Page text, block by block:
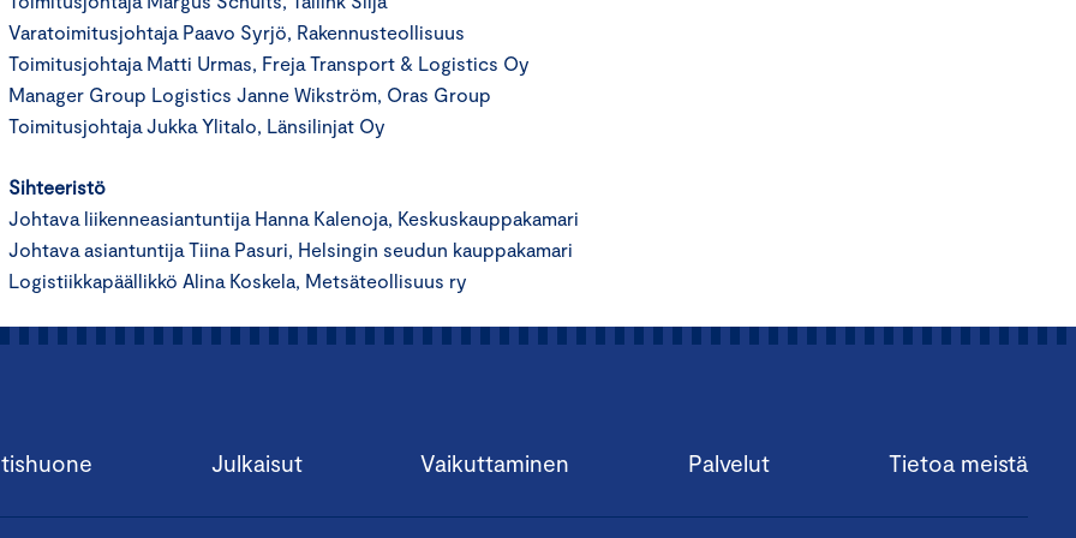
Varatoimitusjohtaja Paavo Syrjö, Rakennusteollisuus
Toimitusjohtaja Matti Urmas, Freja Transport & Logistics Oy
Manager Group Logistics Janne Wikström, Oras Group
Toimitusjohtaja Jukka Ylitalo, Länsilinjat Oy
Sihteeristö
Johtava liikenneasiantuntija Hanna Kalenoja, Keskuskauppakamari
Johtava asiantuntija Tiina Pasuri, Helsingin seudun kauppakamari
Logistiikkapäällikkö Alina Koskela, Metsäteollisuus ry
Julkaisut Vaikuttaminen Palvelut Tietoa meistä